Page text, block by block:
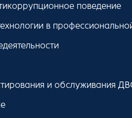
поведение
в
и обслуживания